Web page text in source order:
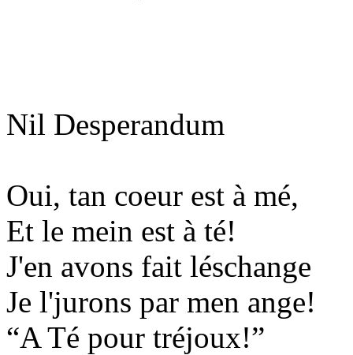
Nil Desperandum
Oui, tan coeur est à mé,
Et le mein est à té!
J'en avons fait léschange
Je l'jurons par men ange!
“A Té pour tréjoux!”